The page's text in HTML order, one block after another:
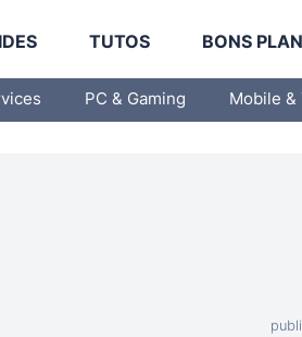
TUTOS BONS
PC & Gaming Mobile &